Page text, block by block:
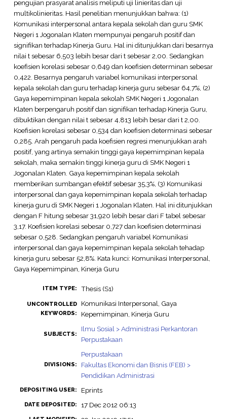
pengujian prasyarat analisis meliputi uji linieritas dan uji
multikolinieritas. Hasil penelitian menunjukkan bahwa: (1)
Komunikasi interpersonal antara kepala sekolah dan guru SMK
Negeri 1 Jogonalan Klaten mempunyai pengaruh positif dan
signifikan terhadap Kinerja Guru. Hal ini ditunjukkan dari besarnya
nilai t sebesar 6,503 lebih besar dari t sebesar 2,00. Sedangkan
koefisien korelasi sebesar 0,649 dan koefisien determinan sebesar
0,422. Besarnya pengaruh variabel komunikasi interpersonal
kepala sekolah dan guru terhadap kinerja guru sebesar 64,7%, (2)
Gaya kepemimpinan kepala sekolah SMK Negeri 1 Jogonalan
Klaten berpengaruh positif dan signifikan terhadap Kinerja Guru,
dibuktikan dengan nilai t sebesar 4,813 lebih besar dari t 2,00.
Koefisien korelasi sebesar 0,534 dan koefisien determinasi sebesar
0,285. Arah pengaruh pada koefisien regresi menunjukkan arah
positif, yang artinya semakin tinggi gaya kepemimpinan kepala
sekolah, maka semakin tinggi kinerja guru di SMK Negeri 1
Jogonalan Klaten. Gaya kepemimpinan kepala sekolah
memberikan sumbangan efektif sebesar 35,3%, (3) Komunikasi
interpersonal dan gaya kepemimpinan kepala sekolah terhadap
kinerja guru di SMK Negeri 1 Jogonalan Klaten. Hal ini ditunjukkan
dengan F hitung sebesar 31,920 lebih besar dari F tabel sebesar
3,17. Koefisien korelasi sebesar 0,727 dan koefisien determinasi
sebesar 0,528. Sedangkan pengaruh variabel Komunikasi
interpersonal dan gaya kepemimpinan kepala sekolah tehadap
kinerja guru sebesar 52,8%. Kata kunci: Komunikasi Interpersonal,
Gaya Kepemimpinan, Kinerja Guru
ITEM TYPE: Thesis (S1)
UNCONTROLLED
KEYWORDS:
Komunikasi Interpersonal, Gaya
Kepemimpinan, Kinerja Guru
SUBJECTS:
Ilmu Sosial > Administrasi Perkantoran
Perpustakaan
DIVISIONS:
Perpustakaan
Fakultas Ekonomi dan Bisnis (FEB) >
Pendidikan Administrasi
DEPOSITING USER: Eprints
DATE DEPOSITED: 17 Dec 2012 06:13